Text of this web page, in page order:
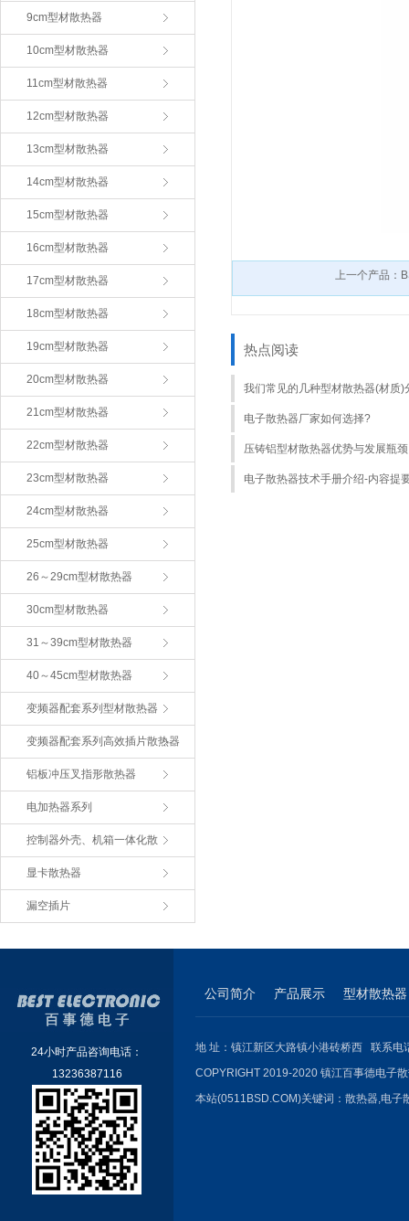
9cm型材散热器
10cm型材散热器
11cm型材散热器
12cm型材散热器
13cm型材散热器
14cm型材散热器
15cm型材散热器
16cm型材散热器
17cm型材散热器
18cm型材散热器
19cm型材散热器
20cm型材散热器
21cm型材散热器
22cm型材散热器
23cm型材散热器
24cm型材散热器
25cm型材散热器
26～29cm型材散热器
30cm型材散热器
31～39cm型材散热器
40～45cm型材散热器
变频器配套系列型材散热器
变频器配套系列高效插片散热器
铝板冲压叉指形散热器
电加热器系列
控制器外壳、机箱一体化散
显卡散热器
漏空插片
上一个产品：
热点阅读
我们常见的几种型材散热器(材质)
电子散热器厂家如何选择?
压铸铝型材散热器优势与发展瓶颈
电子散热器技术手册介绍-内容提
24小时产品咨询电话：
13236387116
公司简介 产品展示 型材散热器
地 址：镇江新区大路镇小港砖桥西 联系
COPYRIGHT 2019-2020 镇江百事德电子
本站(0511BSD.COM)关键词： 散热器,电子